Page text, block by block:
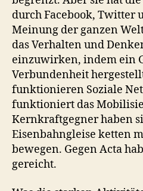
durch Facebook, Twitter
Meinung der ganzen
das Verhalten und
einzuwirken, indem ein
Verbundenheit
funktionieren Soziale
funktioniert das
Kernkraftgegner haben
Eisenbahngleise ketten
bewegen. Gegen Acta
gereicht.